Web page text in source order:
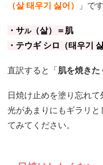
（살 태우기 싫어）
」です
・サル（살）＝肌
・テウギ シロ（태우기
直訳すると「 肌を焼きた
日焼け止めを塗り忘れ
光があまりにもギラリ
てみてください。